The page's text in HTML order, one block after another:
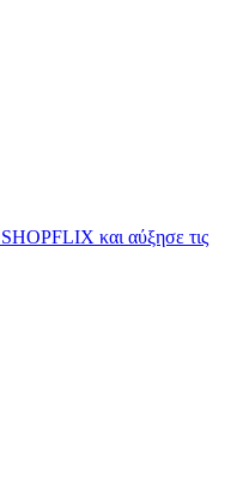
και αύξησε τις